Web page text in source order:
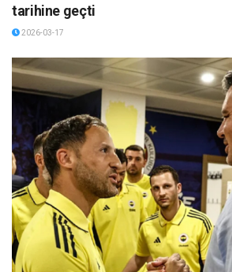
tarihine geçti
2026-03-17